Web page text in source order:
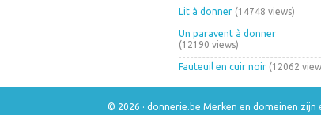
Lit à donner (14748 views)
Un paravent à donner
(12190 views)
Fauteuil en cuir noir (12062
© 2026 · donnerie.be Merken en domeinen zijn